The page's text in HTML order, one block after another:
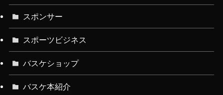
スポンサー
スポーツビジネス
バスケショップ
バスケ本紹介